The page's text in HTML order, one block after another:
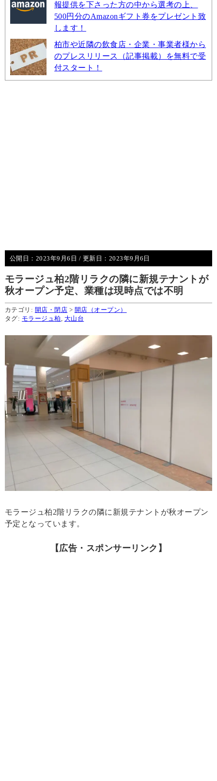
報提供を下さった方の中から選考の上、
500円分のAmazonギフト券をプレゼント致
します！
柏市や近隣の飲食店・企業・事業者様から
のプレスリリース（記事掲載）を無料で受
付スタート！
公開日： 2023年9月6日 / 更新日： 2023年9月6日
モラージュ柏2階リラクの隣に新規テナントが
秋オープン予定、業種は現時点では不明
カテゴリ: 開店・閉店 > 開店（オープン）
タグ: モラージュ柏 大山台
モラージュ柏2階リラクの隣に新規テナントが秋オープン
予定となっています。
【広告・スポンサーリンク】